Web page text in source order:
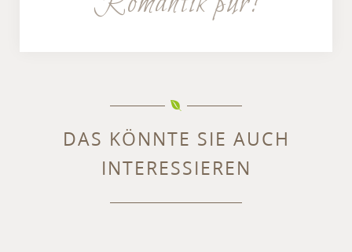
DAS KÖNNTE SIE AUCH
INTERESSIEREN